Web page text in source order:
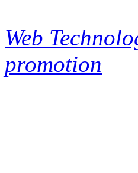
Web
promotion